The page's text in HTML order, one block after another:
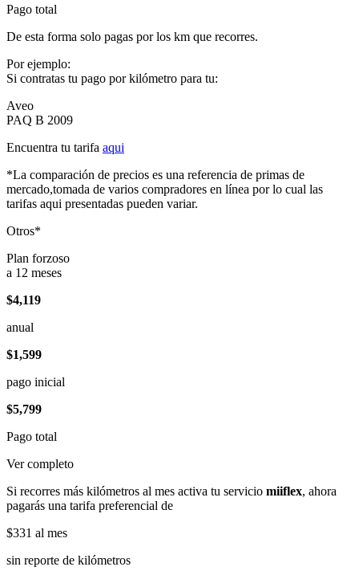
Pago total
De esta forma solo pagas por los km que recorres.
Por ejemplo:
Si contratas tu pago por kilómetro para tu:
Aveo
PAQ B 2009
Encuentra tu tarifa aqui
*La comparación de precios es una referencia de primas de
mercado,tomada de varios compradores en línea por lo cual las
tarifas aqui presentadas pueden variar.
Otros*
Plan forzoso
a 12 meses
$4,119
anual
$1,599
pago inicial
$5,799
Pago total
Ver completo
Si recorres más kilómetros al mes activa tu servicio miiflex, ahora
pagarás una tarifa preferencial de
$331 al mes
sin reporte de kilómetros